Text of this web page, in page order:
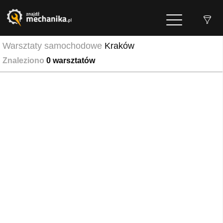
Warsztaty samochodowe Kraków
Znaleziono 0 warsztatów